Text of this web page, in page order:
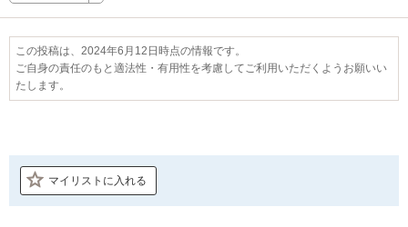
この投稿は、2024年6月12日時点の情報です。
ご自身の責任のもと適法性・有用性を考慮してご利用いただくようお願いい
たします。
マイリストに入れる